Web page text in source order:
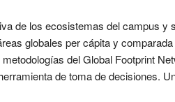
de los ecosistemas del campus y
globales per cápita y
del Global Footprint
de toma de decisiones.